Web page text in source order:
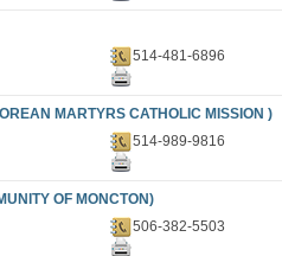
514-481-6896
MARTYRS CATHOLIC MISSION )
514-989-9816
OF MONCTON)
506-382-5503